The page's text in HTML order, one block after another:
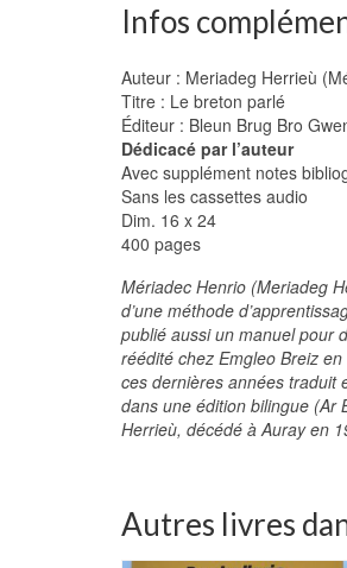
Infos
Auteur : Meriadeg Herrieù
Titre : Le breton parlé
Éditeur : Bleun Brug Bro
Dédicacé par l’auteur
Avec supplément notes
Sans les cassettes audio
Dim. 16 x 24
400 pages
Mériadec Henrio (Meriadeg
d’une méthode
publié aussi un manuel pour
réédité chez Emgleo Breiz
ces dernières années traduit
dans une édition bilingue (Ar
Herrieù, décédé à Auray en
Autres livres